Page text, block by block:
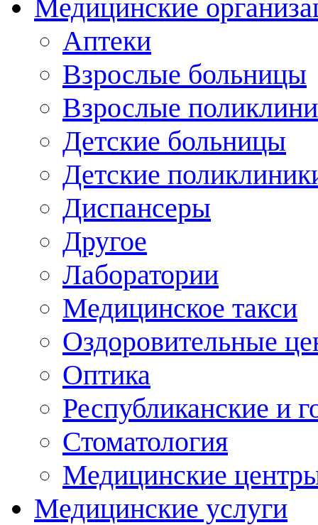
Медицинские
Аптеки
Взрослые больницы
Взрослые
Детские больницы
Детские
Диспансеры
Другое
Лаборатории
Медицинское такси
Оздоровительные
Оптика
Республиканские и
Стоматология
Медицинские
Медицинские услуги